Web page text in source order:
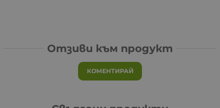
Отзиви към продукт
КОМЕНТИРАЙ